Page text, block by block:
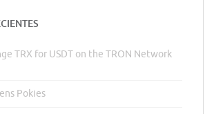
TRX for USDT on the TRON Network
Pokies